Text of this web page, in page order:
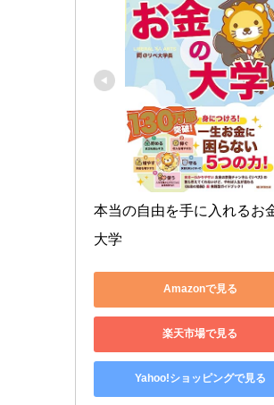
本当の自由を手に入れるお
大学
Amazonで見る
楽天市場で見る
Yahoo!ショッピングで見る